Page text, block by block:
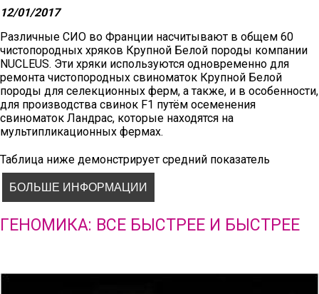
12/01/2017
Различные СИО во Франции насчитывают в общем 60
чистопородных хряков Крупной Белой породы компании
NUCLEUS. Эти хряки используются одновременно для
ремонта чистопородных свиноматок Крупной Белой
породы для селекционных ферм, а также, и в особенности,
для производства свинок F1 путём осеменения
свиноматок Ландрас, которые находятся на
мультипликационных фермах.
Таблица ниже демонстрирует средний показатель
карьеры матерей 60-ти хряков Крупной Белой породы,
которые находились на СИО во Франции на ноябрь 2016 г.
Всего рожденных Всего
карьеры матерей 60-ти
17.6 16.3
БОЛЬШЕ ИНФОРМАЦИИ
ГЕНОМИКА: ВСЕ БЫСТРЕЕ И БЫСТРЕЕ